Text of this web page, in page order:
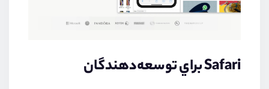
Safari براي توسعه‌دهندگان